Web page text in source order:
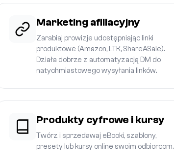
Marketing afiliacyjny
Zarabiaj prowizje udostępniając linki
produktowe (Amazon, LTK, ShareASale).
Działa dobrze z automatyzacją DM do
natychmiastowego wysyłania linków.
Produkty cyfrowe i kursy
Twórz i sprzedawaj eBooki, szablony,
presety lub kursy online swoim odbiorcom.